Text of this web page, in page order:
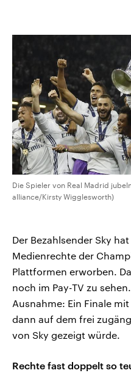
Die Spieler von Real Madrid
alliance/Kirsty Wigglesworth)
Der Bezahlsender Sky
Medienrechte der
Plattformen erworben.
noch im Pay-TV zu
Ausnahme: Ein Finale
dann auf dem frei
von Sky gezeigt würde.
Rechte fast doppelt so